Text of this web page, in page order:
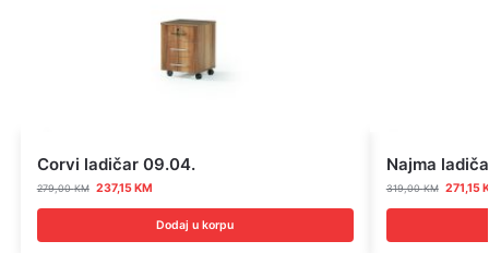
Corvi ladičar 09.04.
279,00KM 237,15KM
Dodaj u korpu
Najma
319,00KM 271,15